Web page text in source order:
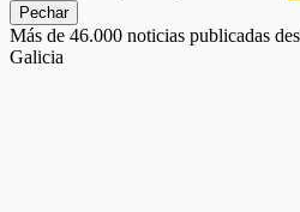
Pechar
Más de 46.000 noticias publicadas
Galicia